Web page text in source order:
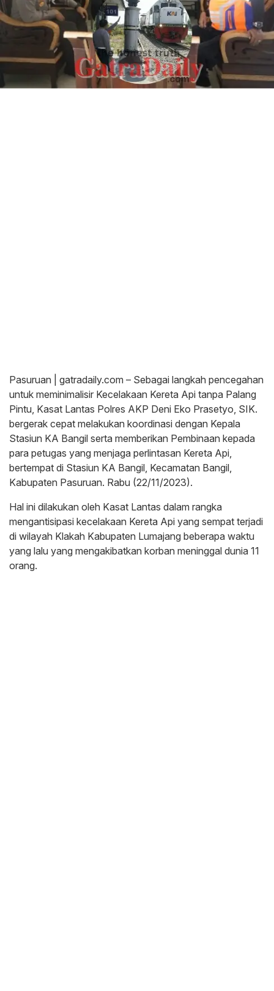
Pasuruan | gatradaily.com – Sebagai langkah pencegahan
untuk meminimalisir Kecelakaan Kereta Api tanpa Palang
Pintu, Kasat Lantas Polres AKP Deni Eko Prasetyo, SIK.
bergerak cepat melakukan koordinasi dengan Kepala
Stasiun KA Bangil serta memberikan Pembinaan kepada
para petugas yang menjaga perlintasan Kereta Api,
bertempat di Stasiun KA Bangil, Kecamatan Bangil,
Kabupaten Pasuruan. Rabu (22/11/2023).
Hal ini dilakukan oleh Kasat Lantas dalam rangka
mengantisipasi kecelakaan Kereta Api yang sempat terjadi
di wilayah Klakah Kabupaten Lumajang beberapa waktu
yang lalu yang mengakibatkan korban meninggal dunia 11
orang.